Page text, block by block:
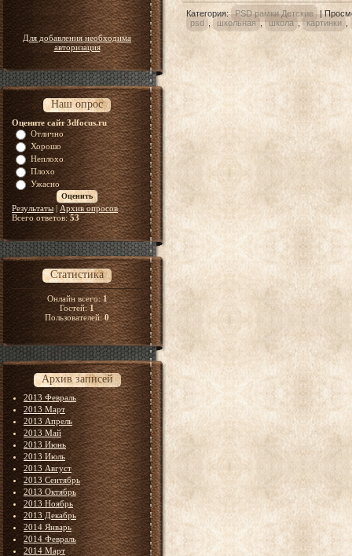
Для добавления необходима
авторизация
Наш опрос
Оцените сайт 3dfocus.ru
Отлично
Хорошо
Неплохо
Плохо
Ужасно
Результаты| Архив опросов
Всего ответов:53
Статистика
Онлайн всего:1
Гостей:1
Пользователей:0
Архив записей
2013 Февраль
2013 Март
2013 Апрель
2013 Май
2013 Июнь
2013 Июль
2013 Август
2013 Сентябрь
2013 Октябрь
2013 Ноябрь
2013 Декабрь
2014 Январь
2014 Февраль
2014 Март
Категория: PSD рамки Детские |
psd
школьная , школа , картинки